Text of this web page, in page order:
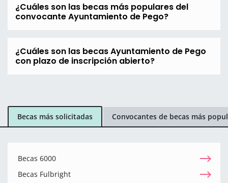
¿Cuáles son las becas más populares del
convocante Ayuntamiento de Pego?
¿Cuáles son las becas Ayuntamiento de Pego
con plazo de inscripción abierto?
Becas más solicitadas Convocantes de becas más
Becas 6000
Becas Fulbright